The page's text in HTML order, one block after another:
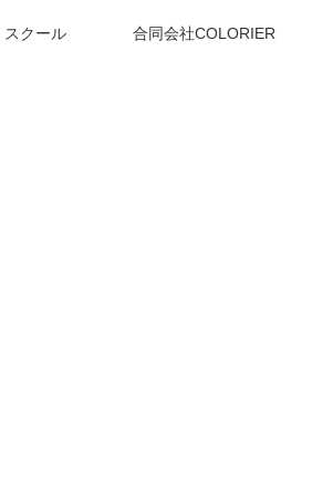
スクール 合同会社COLORIER